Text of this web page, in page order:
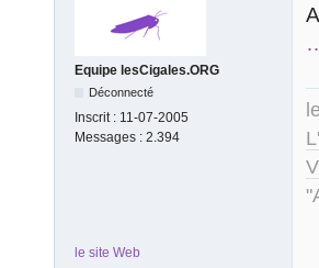
Equipe lesCigales.ORG
Déconnecté
Inscrit : 11-07-2005
Messages : 2.394
le site Web